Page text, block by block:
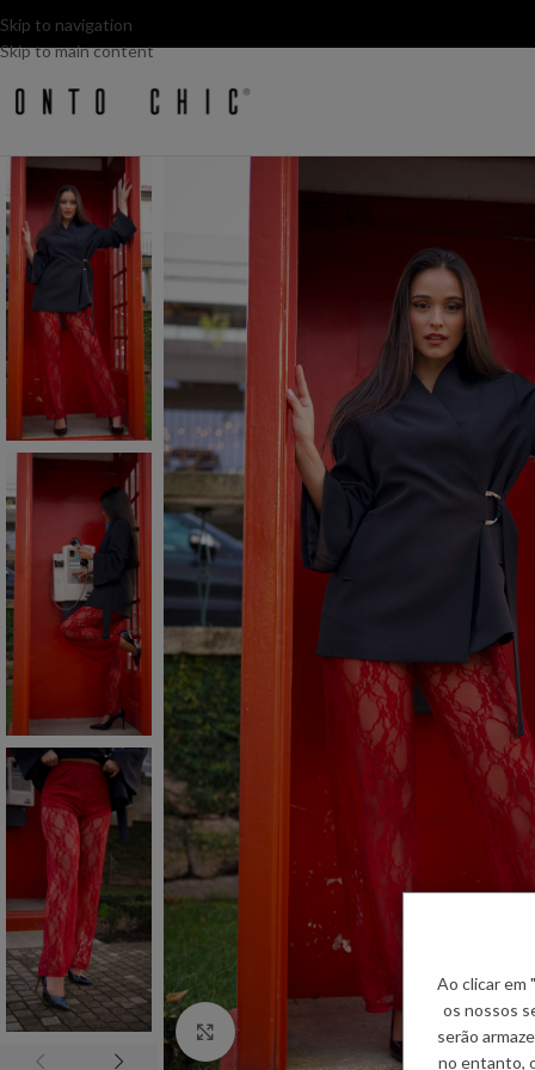
Skip to navigation
Skip to main content
Click to enlarge
Ao clicar em
os nossos
serão
no entanto,